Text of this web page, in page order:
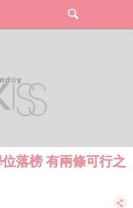
落榜 有兩條可行之